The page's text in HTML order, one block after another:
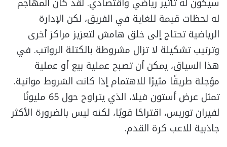
له لحظات قيمة للغاية في الفريق، لكن الإدارة
الرياضية تحتاج إلى خلق هامش لتعزيز مراكز أخرى
وترتيب تشكيلة لا تزال مشروطة بالكتلة الرواتب. في
هذا السياق، يمكن أن تصبح عملية بيع أو عملية
مؤجلة طريقًا مثيرًا للاهتمام إذا كانت الشروط مواتية.
تمثل عرض أستون فيلا، الذي يتراوح حول 65 مليونًا
لفيران توريس، اقتراحًا قويًا، لكنه ليس بالضرورة الأكثر
جاذبية للاعب كرة القدم.